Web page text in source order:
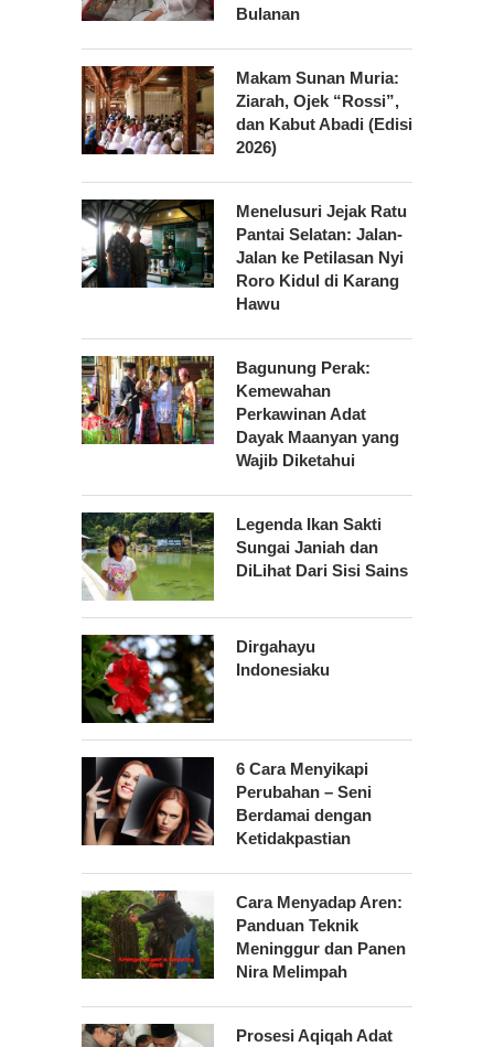
Bulanan
Makam Sunan Muria:
Ziarah, Ojek “Rossi”,
dan Kabut Abadi (Edisi
2026)
Menelusuri Jejak Ratu
Pantai Selatan: Jalan-
Jalan ke Petilasan Nyi
Roro Kidul di Karang
Hawu
Bagunung Perak:
Kemewahan
Perkawinan Adat
Dayak Maanyan yang
Wajib Diketahui
Legenda Ikan Sakti
Sungai Janiah dan
DiLihat Dari Sisi Sains
Dirgahayu
Indonesiaku
6 Cara Menyikapi
Perubahan – Seni
Berdamai dengan
Ketidakpastian
Cara Menyadap Aren:
Panduan Teknik
Meninggur dan Panen
Nira Melimpah
Prosesi Aqiqah Adat